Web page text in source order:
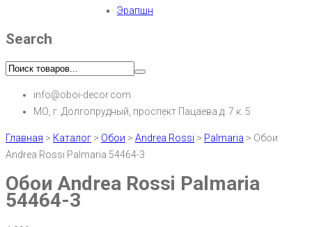
Эрапшн
Search
info@oboi-decor.com
МО, г. Долгопрудный, проспект Пацаева д. 7 к. 5
Главная > Каталог > Обои > Andrea Rossi > Palmaria > Обои
Andrea Rossi Palmaria 54464-3
Обои Andrea Rossi Palmaria
54464-3